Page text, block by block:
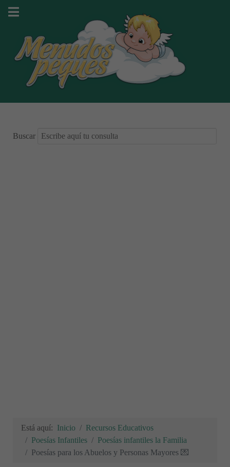
Buscar
Está aquí: Inicio
Recursos Educativos
Poesías Infantiles
Poesías infantiles la Familia
Poesías para los Abuelos y Personas Mayores 💌